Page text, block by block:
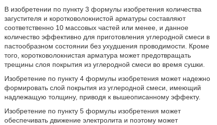
В изобретении по пункту 3 формулы изобретения количества
загустителя и коротковолокнистой арматуры составляют
соответственно 10 массовых частей или менее, и данное
количество эффективно для приготовления углеродной смеси в
пастообразном состоянии без ухудшения проводимости. Кроме
того, коротковолокнистая арматура может предотвращать
трещины слоя покрытия из углеродной смеси во время сушки.
Изобретение по пункту 4 формулы изобретения может надежно
формировать слой покрытия из углеродной смеси, имеющий
надлежащую толщину, приводя к вышеописанному эффекту.
Изобретение по пункту 5 формулы изобретения может
обеспечивать движение электролита и поэтому может